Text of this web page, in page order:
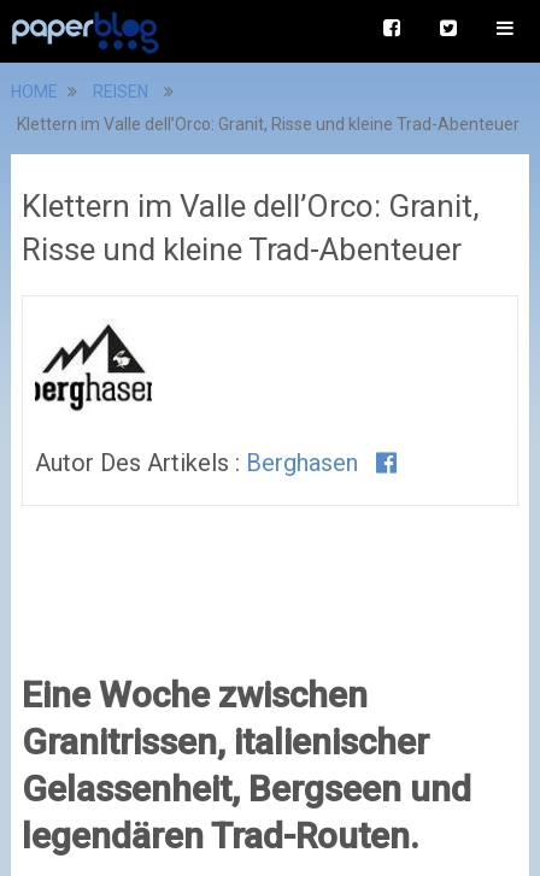
HOME
REISEN
Klettern im Valle dell’Orco: Granit, Risse und kleine Trad-Abenteuer
Klettern im Valle dell’Orco: Granit,
Risse und kleine Trad-Abenteuer
Autor Des Artikels : Berghasen
Eine Woche zwischen
Granitrissen, italienischer
Gelassenheit, Bergseen und
legendären Trad-Routen.